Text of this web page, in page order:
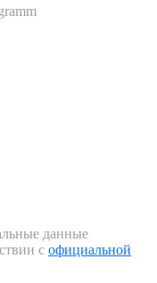
данные
с официальной